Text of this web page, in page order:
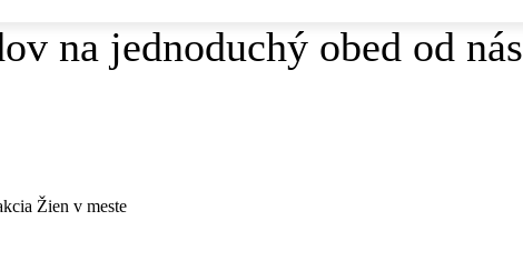
na jednoduchý obed od nás